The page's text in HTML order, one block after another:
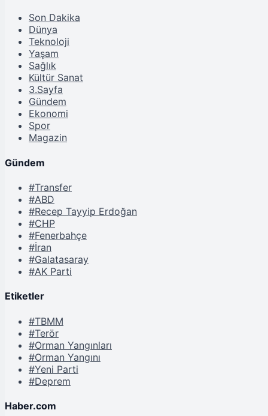
Son Dakika
Dünya
Teknoloji
Yaşam
Sağlık
Kültür Sanat
3.Sayfa
Gündem
Ekonomi
Spor
Magazin
Gündem
#Transfer
#ABD
#Recep Tayyip Erdoğan
#CHP
#Fenerbahçe
#İran
#Galatasaray
#AK Parti
Etiketler
#TBMM
#Terör
#Orman Yangınları
#Orman Yangını
#Yeni Parti
#Deprem
Haber.com